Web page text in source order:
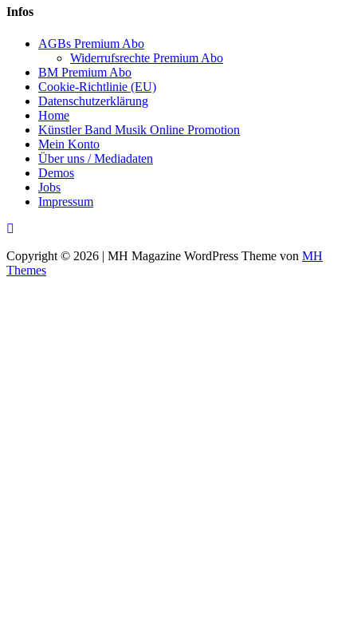
Infos
AGBs Premium Abo
Widerrufsrechte Premium Abo
BM Premium Abo
Cookie-Richtlinie (EU)
Datenschutzerklärung
Home
Künstler Band Musik Online Promotion
Mein Konto
Über uns / Mediadaten
Demos
Jobs
Impressum
Copyright © 2026 | MH Magazine WordPress Theme von MH
Themes